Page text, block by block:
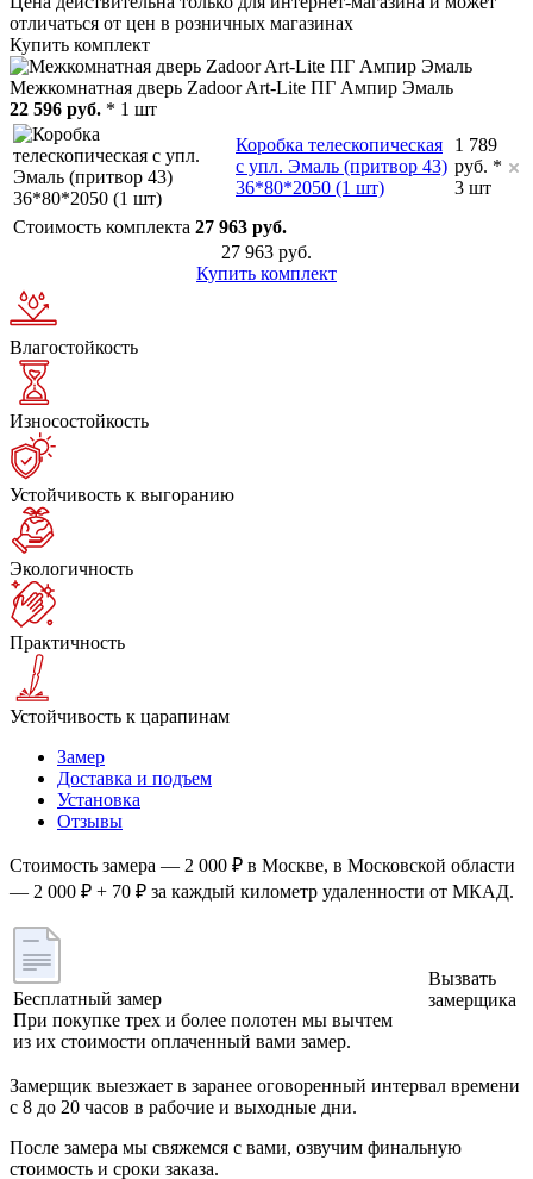
отличаться от цен в розничных магазинах
Купить комплект
Межкомнатная дверь Zadoor Art-Lite ПГ Ампир Эмаль
22 596 руб. * 1 шт
Коробка телескопическая
с упл. Эмаль (притвор 43)
36*80*2050 (1 шт)
1 789
руб. *
3 шт
Стоимость комплекта 27 963 руб.
27 963 руб.
Купить комплект
Влагостойкость
Износостойкость
Устойчивость к выгоранию
Экологичность
Практичность
Устойчивость к царапинам
Замер
Доставка и подъем
Установка
Отзывы
Стоимость замера — 2 000 ₽ в Москве, в Московской области
— 2 000 ₽ + 70 ₽ за каждый километр удаленности от МКАД.
Бесплатный замер
При покупке трех и более полотен мы вычтем
из их стоимости оплаченный вами замер.
Вызвать
замерщика
Замерщик выезжает в заранее оговоренный интервал времени
с 8 до 20 часов в рабочие и выходные дни.
После замера мы свяжемся с вами, озвучим финальную
стоимость и сроки заказа.